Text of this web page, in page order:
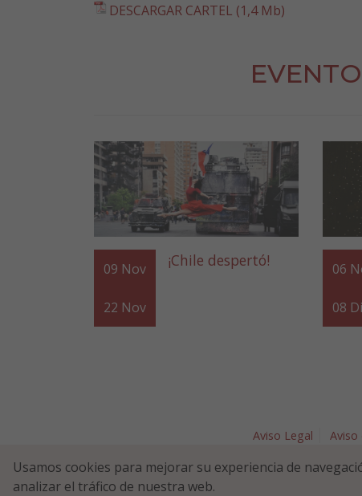
DESCARGAR CARTEL (1,4 Mb)
09 Nov
22 Nov
¡Chile despertó! 06
08
Aviso Legal
Aviso
Plaza
Usamos cookies para mejorar su experiencia de
analizar el tráfico de nuestra web.